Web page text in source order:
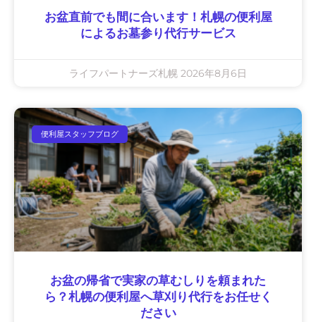
お盆直前でも間に合います！札幌の便利屋
によるお墓参り代行サービス
ライフパートナーズ札幌 2026年8月6日
便利屋スタッフブログ
お盆の帰省で実家の草むしりを頼まれた
ら？札幌の便利屋へ草刈り代行をお任せく
ださい